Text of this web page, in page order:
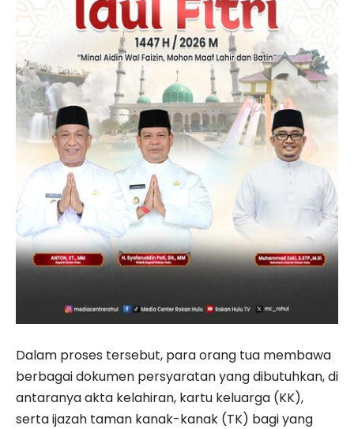
Dalam proses tersebut, para orang tua membawa
berbagai dokumen persyaratan yang dibutuhkan, di
antaranya akta kelahiran, kartu keluarga (KK),
serta ijazah taman kanak-kanak (TK) bagi yang